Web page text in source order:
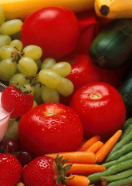
ト
散
の
ロ
グ